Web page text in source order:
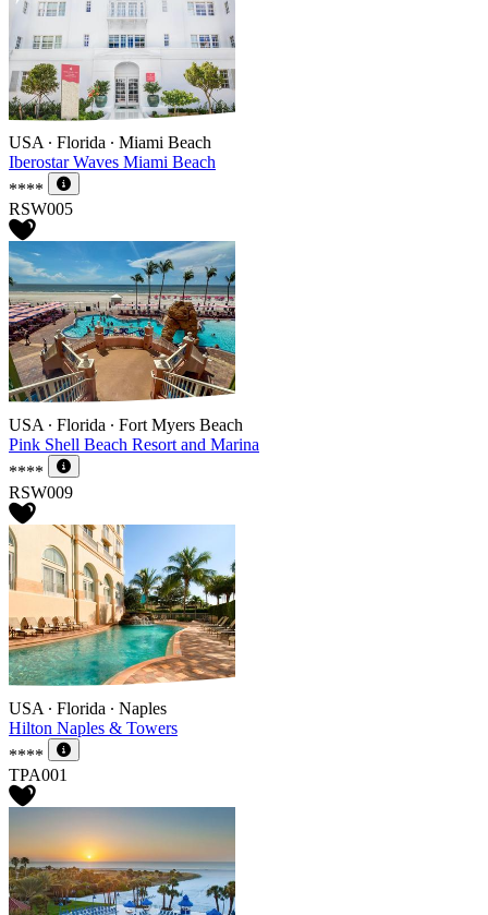
USA ∙ Florida ∙ Miami Beach
Iberostar Waves Miami Beach
****
RSW005
USA ∙ Florida ∙ Fort Myers Beach
Pink Shell Beach Resort and Marina
****
RSW009
USA ∙ Florida ∙ Naples
Hilton Naples & Towers
****
TPA001